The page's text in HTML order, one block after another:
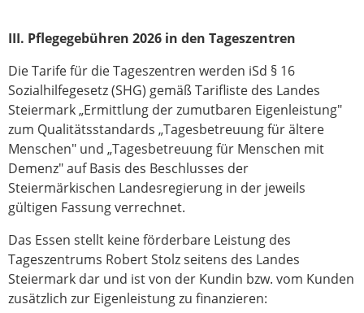
III. Pflegegebühren 2026 in den Tageszentren
Die Tarife für die Tageszentren werden iSd § 16
Sozialhilfegesetz (SHG) gemäß Tarifliste des Landes
Steiermark „Ermittlung der zumutbaren Eigenleistung"
zum Qualitätsstandards „Tagesbetreuung für ältere
Menschen" und „Tagesbetreuung für Menschen mit
Demenz" auf Basis des Beschlusses der
Steiermärkischen Landesregierung in der jeweils
gültigen Fassung verrechnet.
Das Essen stellt keine förderbare Leistung des
Tageszentrums Robert Stolz seitens des Landes
Steiermark dar und ist von der Kundin bzw. vom Kunden
zusätzlich zur Eigenleistung zu finanzieren: